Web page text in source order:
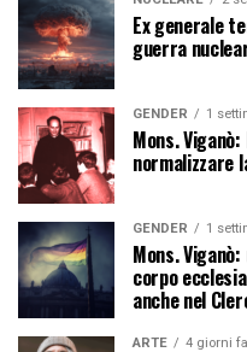
Ex generale
guerra
GENDER 1
Mons.
normalizzare
GENDER 1
Mons.
corpo
anche nel
ARTE 4 giorni fa